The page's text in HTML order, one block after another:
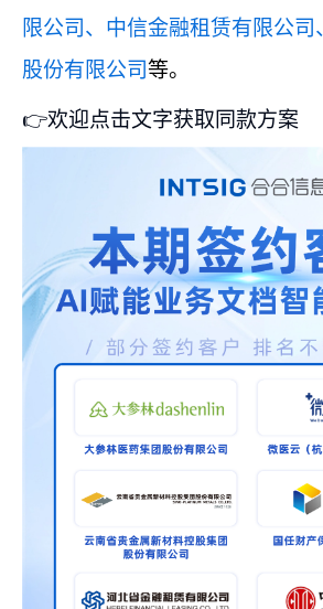
限公司、中信金融租赁有限公
股份有限公司等。
👉欢迎点击文字获取同款方案